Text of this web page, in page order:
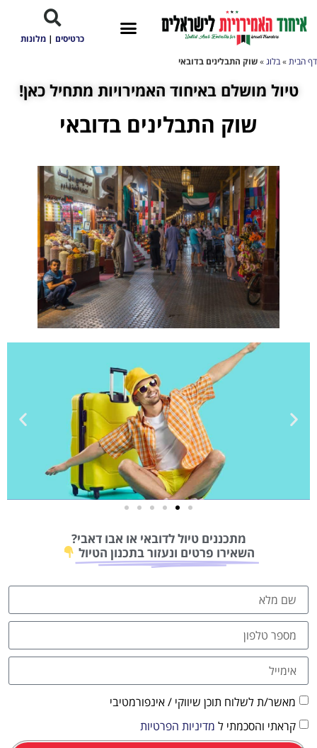
כרטיסים | מלונות
דף הבית»בלוג»שוק התבלינים בדובאי
טיול מושלם באיחוד האמירויות מתחיל כאן!
שוק התבלינים בדובאי
מציאת
טיסה זולה?
מתכננים טיול לדובאי או אבו דאבי?
השאירו פרטים ונעזור בתכנון הטיול
מאשר/ת לשלוח תוכן שיווקי / אינפורמטיבי
קראתי והסכמתי ל מדיניות הפרטיות